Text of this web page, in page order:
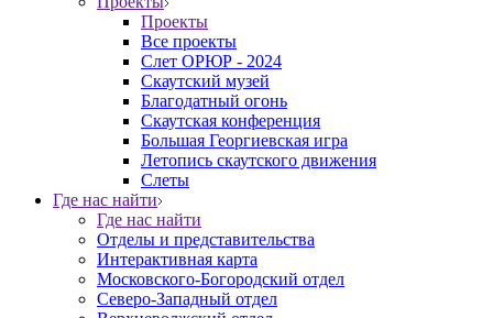
Проекты
Все проекты
Слет ОРЮР - 2024
Скаутский музей
Благодатный огонь
Cкаутская конференция
Большая Георгиевская игра
Летопись скаутского движения
Слеты
Где нас найти
Где нас найти
Отделы и представительства
Интерактивная карта
Московского-Богородский отдел
Северо-Западный отдел